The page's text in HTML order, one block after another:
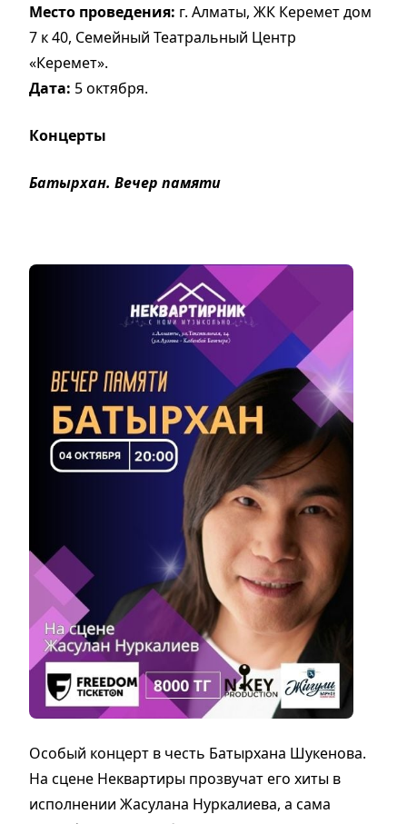
Место проведения: г. Алматы, ЖК Керемет дом
7 к 40, Семейный Театральный Центр
«Керемет».
Дата: 5 октября.
Концерты
Батырхан. Вечер памяти
Особый концерт в честь Батырхана Шукенова.
На сцене Неквартиры прозвучат его хиты в
исполнении Жасулана Нуркалиева, а сама